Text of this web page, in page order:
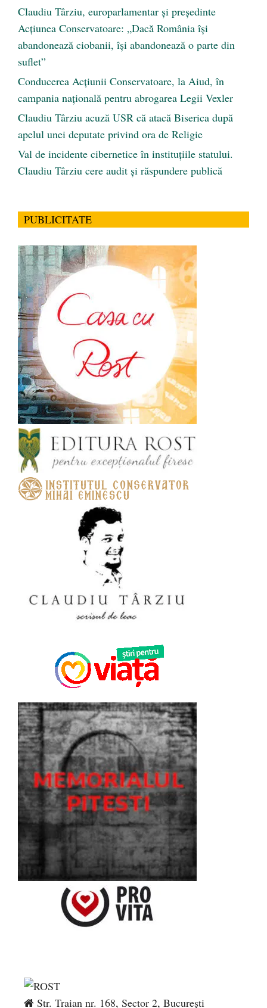
Claudiu Târziu, europarlamentar și președinte
Acțiunea Conservatoare: „Dacă România își
abandonează ciobanii, își abandonează o parte din
suflet”
Conducerea Acțiunii Conservatoare, la Aiud, în
campania națională pentru abrogarea Legii Vexler
Claudiu Târziu acuză USR că atacă Biserica după
apelul unei deputate privind ora de Religie
Val de incidente cibernetice în instituțiile statului.
Claudiu Târziu cere audit și răspundere publică
PUBLICITATE
Str. Traian nr. 168, Sector 2, București